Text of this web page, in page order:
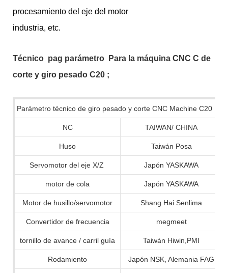
procesamiento del eje del motor
industria, etc.
Técnico pag parámetro
Para la máquina CNC C de
corte y giro pesado C20 ;
Parámetro técnico de giro pesado y corte CNC Machine C20
NC TAIWAN/ CHINA
Huso Taiwán Posa
Servomotor del eje X/Z Japón YASKAWA
motor de cola Japón YASKAWA
Motor de husillo/servomotor Shang Hai Senlima
Convertidor de frecuencia megmeet
tornillo de avance / carril guía Taiwán Hiwin,PMI
Rodamiento Japón NSK, Alemania FAG